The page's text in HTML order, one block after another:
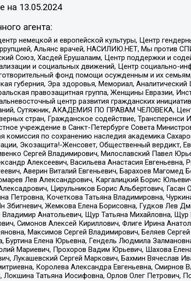
на 13.05.2024
агента:
немецкой и европейской культуры, Центр
Альянс врачей, НАСИЛИЮ.НЕТ, Мы против
Союз, Хасдей Ерушалаим, Центр поддержки и
и социальных движений, Центр социально-
фонд помощи осужденным и их
губерния, Эра здоровья, Мемориал,
правозащитная группа, Женщины Евразии,
центр развития гражданских
Сутяжник, АКАДЕМИЯ ПО ПРАВАМ ЧЕЛОВЕКА,
стран, Гражданское содействие,
учреждение в Санкт-Петербурге Совета
по сохранению наследия академика
Экозащита!-Женсовет, Общественный вердикт,
Сергей Владимирович, Милославский Павел
Алексеевич, Васильева Анастасия Евгеньевна,
Аверин Виталий Евгеньевич, Барахоев Магомед
Лев Александрович, Каргалицкий Борис
Цирульников Борис Альбертович, Гасан
Петровна, Кочеткова Татьяна Владимировна,
Збигневич, Жемкова Елена Борисовна, Гудков Лев
Анатольевич, Щур Татьяна Михайловна,
Симонов Алексей Кириллович, Флиге Ирина
Максимов Сергей Владимирович, Беляев
Буртина Елена Юрьевна, Гендель Людмила
Мариевич, Прохоров Вадим Юрьевич, Шахова
Лукашевский Сергей Маркович, Бахмин Вячеслав
Королева Александра Евгеньевна, Смирнов
Татьяна Иосифовна, Орлов Олег Петрович,